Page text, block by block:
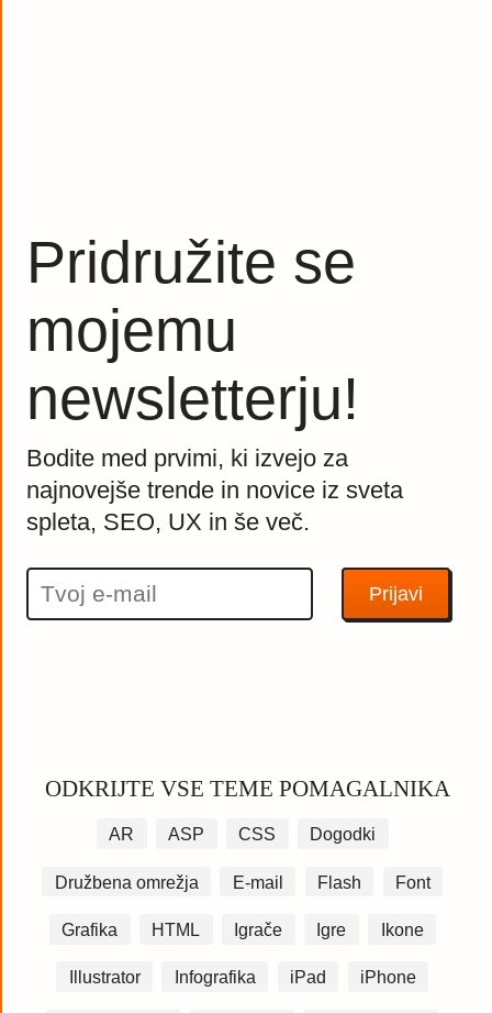
Pridružite se
mojemu
newsletterju!
Bodite med prvimi, ki izvejo za
najnovejše trende in novice iz sveta
spleta, SEO, UX in še več.
ODKRIJTE VSE TEME POMAGALNIKA
AR ASP CSS Dogodki
Družbena omrežja E-mail Flash Font
Grafika HTML Igrače Igre Ikone
Illustrator Infografika iPad iPhone